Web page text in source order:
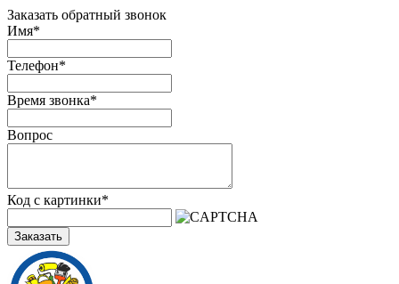
Заказать обратный звонок
Имя*
Телефон*
Время звонка*
Вопрос
Код с картинки*
Заказать